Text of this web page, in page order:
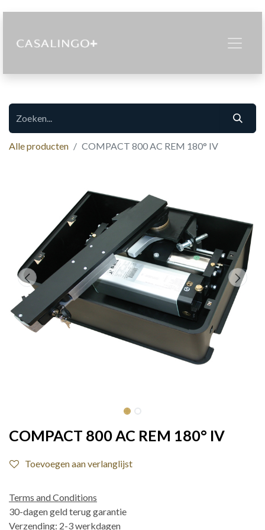
Alle producten COMPACT 800 AC REM 180° IV
COMPACT 800 AC REM 180° IV
Toevoegen aan verlanglijst
Terms and Conditions
30-dagen geld terug garantie
Verzending: 2-3 werkdagen